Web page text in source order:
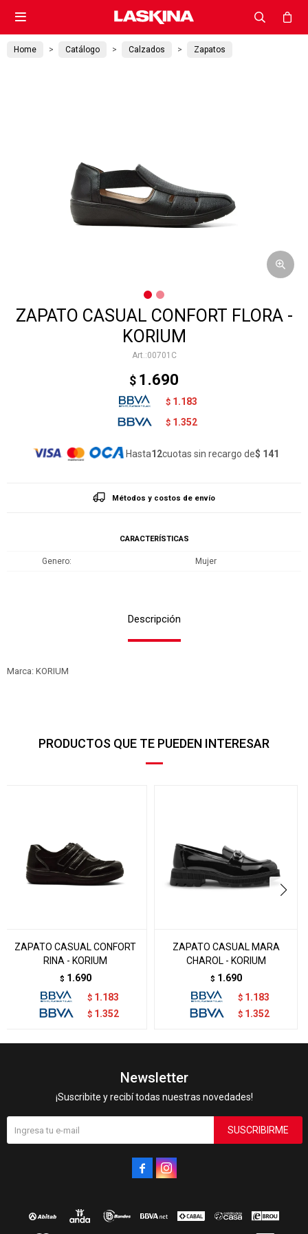

Home Catálogo Calzados Zapatos
ZAPATO CASUAL CONFORT FLORA -
KORIUM
00701C
$ 1.690
$ 1.183
$ 1.352
Hasta12cuotas sin recargo de$ 141
Métodos y costos de envío
CARACTERÍSTICAS
Genero Mujer
Descripción
Marca: KORIUM
PRODUCTOS QUE TE PUEDEN INTERESAR
ZAPATO CASUAL CONFORT
RINA - KORIUM
$ 1.690
$ 1.183
$ 1.352
ZAPATO CASUAL MARA
CHAROL - KORIUM
$ 1.690
$ 1.183
$ 1.352
Newsletter
¡Suscribite y recibí todas nuestras novedades!
SUSCRIBIRME
 